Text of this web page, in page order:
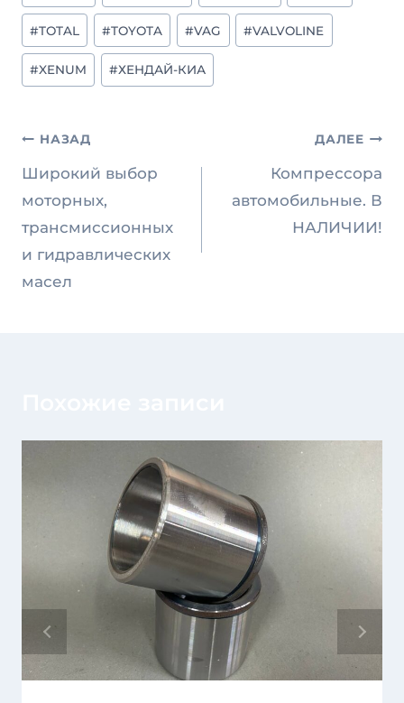
#TOTAL #TOYOTA #VAG #VALVOLINE
#XENUM #ХЕНДАЙ-КИА
Навигация
по
записям
НАЗАД
Широкий выбор
моторных,
трансмиссионных
и гидравлических
масел
ДАЛЕЕ
Компрессора
автомобильные. В
НАЛИЧИИ!